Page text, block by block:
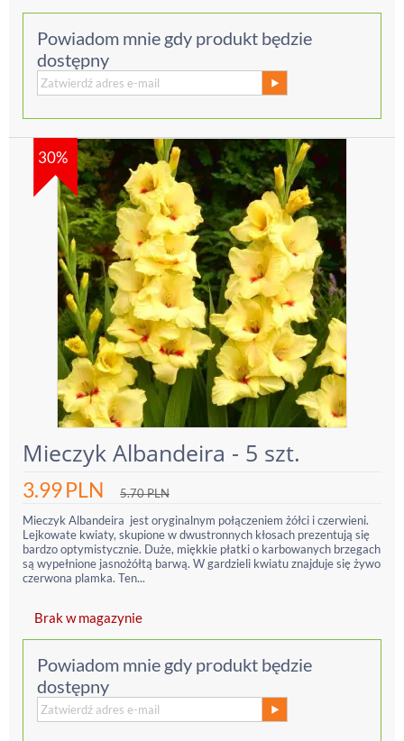
Powiadom mnie gdy produkt będzie
dostępny
30%
Mieczyk Albandeira - 5 szt.
3.99PLN 5.70PLN
Mieczyk Albandeira jest oryginalnym połączeniem żółci i czerwieni.
Lejkowate kwiaty, skupione w dwustronnych kłosach prezentują się
bardzo optymistycznie. Duże, miękkie płatki o karbowanych brzegach
są wypełnione jasnożółtą barwą. W gardzieli kwiatu znajduje się żywo
czerwona plamka. Ten...
Brak w magazynie
Powiadom mnie gdy produkt będzie
dostępny